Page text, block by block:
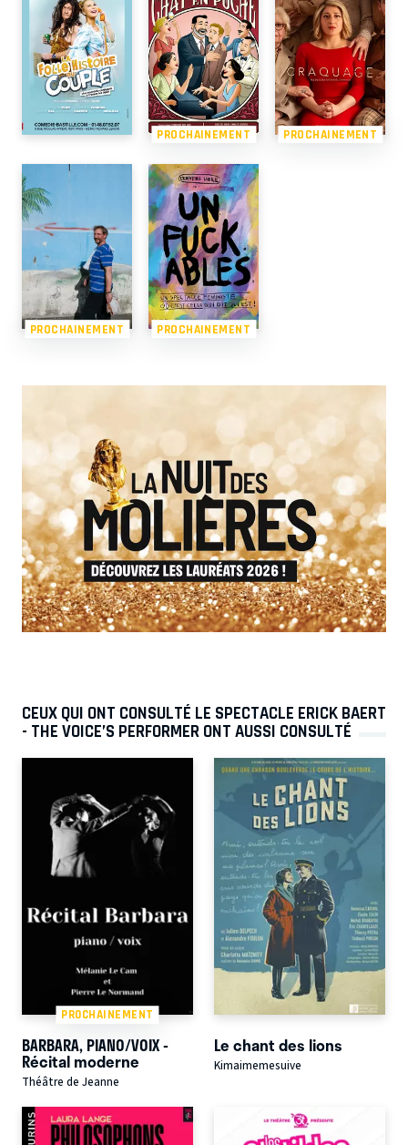
PROCHAINEMENT PROCHAINEMENT
PROCHAINEMENT PROCHAINEMENT
CEUX QUI ONT CONSULTÉ LE SPECTACLE ERICK BAERT
- THE VOICE’S PERFORMER ONT AUSSI CONSULTÉ
PROCHAINEMENT
BARBARA, PIANO/VOIX -
Récital moderne
Théâtre de Jeanne
Le chant des lions
Kimaimemesuive